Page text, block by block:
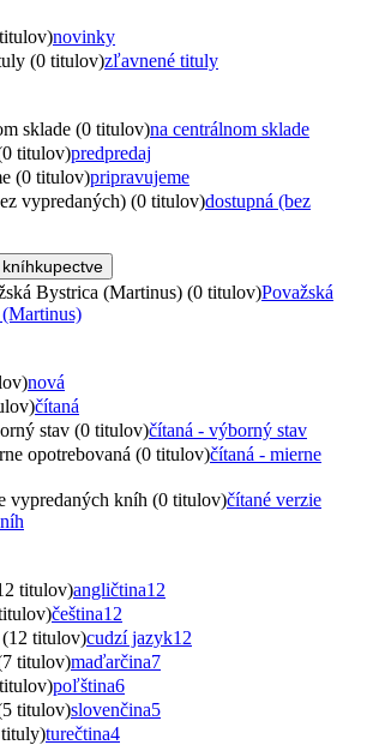
novinky
(0 titulov)zľavnené tituly
sklade (0 titulov)na centrálnom sklade
titulov)predpredaj
(0 titulov)pripravujeme
vypredaných) (0 titulov)dostupná (bez
Bystrica (Martinus) (0 titulov)Považská
nová
čítaná
stav (0 titulov)čítaná - výborný stav
opotrebovaná (0 titulov)čítaná - mierne
vypredaných kníh (0 titulov)čítané verzie
titulov)angličtina12
čeština12
titulov)cudzí jazyk12
titulov)maďarčina7
poľština6
titulov)slovenčina5
turečtina4